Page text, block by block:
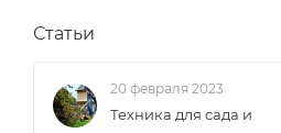
Статьи
20 февраля 2023
Техника для сада и